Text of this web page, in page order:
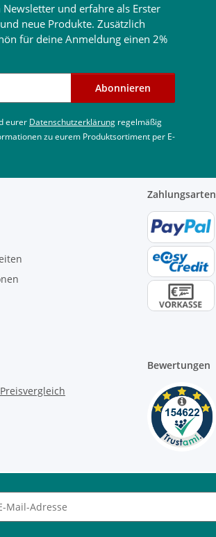
und erfahre als Erster
neue Produkte. Zusätzlich
für deine Anmeldung einen 2%
Abonnieren
eurer Datenschutzerklärung regelmäßig
zu eurem Produktsortiment per E-
Zahlungsarten
Bewertungen